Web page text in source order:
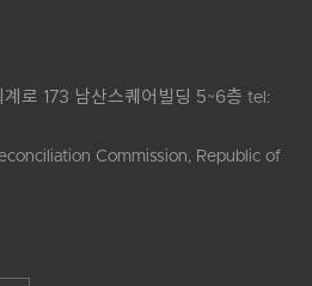
로 173 남산스퀘어빌딩 5~6층tel:
Commission, Republic of